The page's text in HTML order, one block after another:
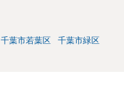
千葉市若葉区
千葉市緑区